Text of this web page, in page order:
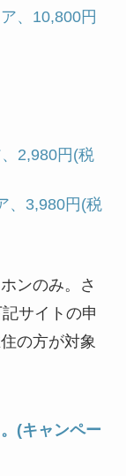
、10,800円
2,980円(税
、3,980円(税
ンのみ。さ
サイトの申
の方が対象
(キャンペー